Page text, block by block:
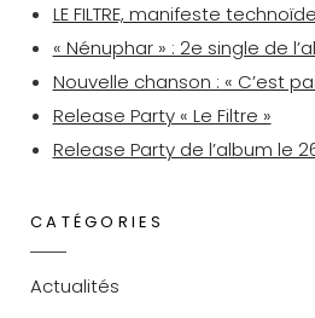
LE FILTRE, manifeste
« Nénuphar » : 2e single de
Nouvelle chanson : « C’est
Release Party « Le Filtre »
Release Party de l’album le
CATÉGORIES
Actualités